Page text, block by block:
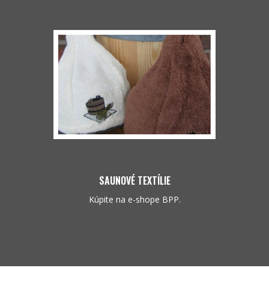
SAUNOVÉ TEXTÍLIE
Kúpite na e-shope BPP.